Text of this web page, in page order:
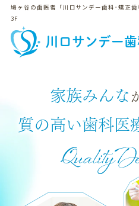
鳩ヶ谷の歯医者「川口サンデー歯科･矯正
3F
川口サンデー
家族みんな
質の高い歯科医